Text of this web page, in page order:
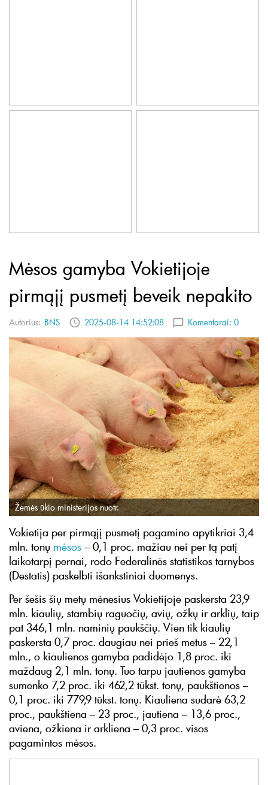
Mėsos gamyba Vokietijoje
pirmąjį pusmetį beveik nepakito
Autorius: BNS 2025-08-14 14:52:08 Komentarai: 0
Žemės ūkio ministerijos nuotr.
Vokietija per pirmąjį pusmetį pagamino apytikriai 3,4
mln. tonų mėsos – 0,1 proc. mažiau nei per tą patį
laikotarpį pernai, rodo Federalinės statistikos tarnybos
(Destatis) paskelbti išankstiniai duomenys.
Per šešis šių metų mėnesius Vokietijoje paskersta 23,9
mln. kiaulių, stambių raguočių, avių, ožkų ir arklių, taip
pat 346,1 mln. naminių paukščių. Vien tik kiaulių
paskersta 0,7 proc. daugiau nei prieš metus – 22,1
mln., o kiaulienos gamyba padidėjo 1,8 proc. iki
maždaug 2,1 mln. tonų. Tuo tarpu jautienos gamyba
sumenko 7,2 proc. iki 462,2 tūkst. tonų, paukštienos –
0,1 proc. iki 779,9 tūkst. tonų. Kiauliena sudarė 63,2
proc., paukštiena – 23 proc., jautiena – 13,6 proc.,
aviena, ožkiena ir arkliena – 0,3 proc. visos
pagamintos mėsos.